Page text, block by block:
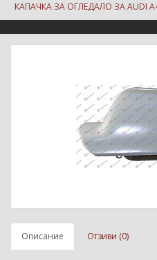
КАПАЧКА ЗА ОГЛЕДАЛО ЗА AUDI
Описание Отзиви (0)